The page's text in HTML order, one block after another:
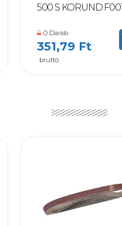
500 S KORUND
0 Darab
351,79 Ft
bruttó